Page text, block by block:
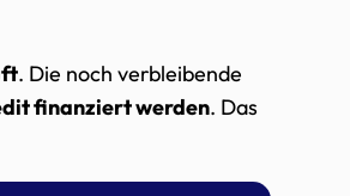
. Die noch verbleibende
finanziert werden. Das